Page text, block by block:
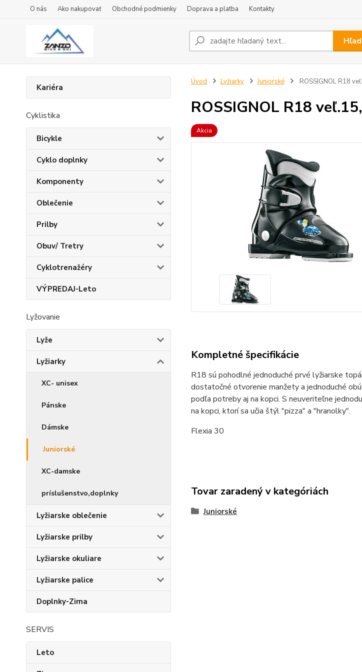
O nás Ako nakupovať Obchodné podmienky Doprava a platba Kontakty
Kariéra
Cyklistika
Bicykle
Cyklo doplnky
Komponenty
Oblečenie
Prilby
Obuv/ Tretry
Cyklotrenažéry
VÝPREDAJ-Leto
Lyžovanie
Lyže
Lyžiarky
XC- unisex
Pánske
Dámske
Juniorské
XC-damske
príslušenstvo,doplnky
Lyžiarske oblečenie
Lyžiarske prilby
Lyžiarske okuliare
Lyžiarske palice
Doplnky-Zima
SERVIS
Leto
Úvod Lyžiarky Juniorské ROSSIGNOL R18
ROSSIGNOL R18
Akcia
Kompletné špecifikácie
R18 sú pohodlné jednoduché prvé lyžiarske
dostatočné otvorenie manžety a jednoduché
podľa potreby aj na kopci. S neuveriteľne
na kopci, ktorí sa učia štýl "pizza" a "hranolky".
Flexia 30
Tovar zaradený v kategóriách
Juniorské